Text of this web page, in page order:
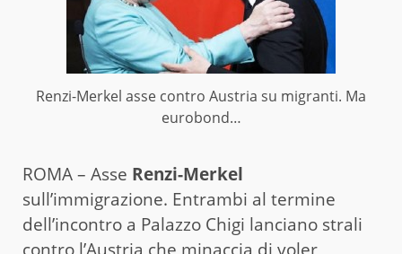
Renzi-Merkel asse contro Austria su migranti. Ma
eurobond…
ROMA – Asse Renzi-Merkel
sull’immigrazione. Entrambi al termine
dell’incontro a Palazzo Chigi lanciano strali